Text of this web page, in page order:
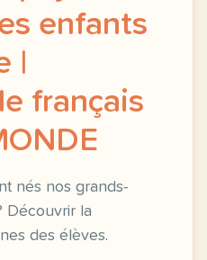
enfants
français
nés nos grands-
Découvrir la
des élèves.